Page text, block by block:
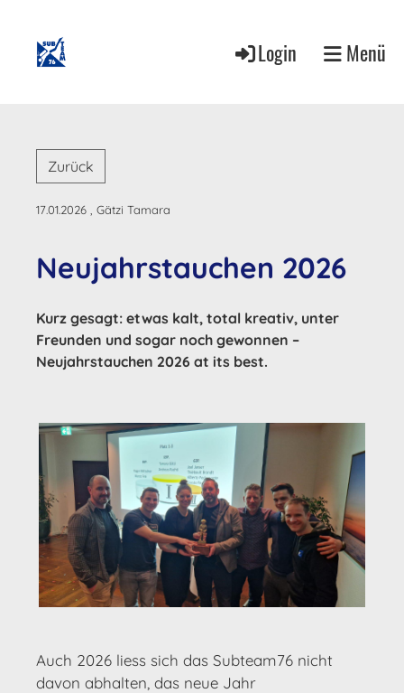
Login Menü
Zurück
17.01.2026 , Gätzi Tamara
Neujahrstauchen 2026
Kurz gesagt: etwas kalt, total kreativ, unter
Freunden und sogar noch gewonnen –
Neujahrstauchen 2026 at its best.
Auch 2026 liess sich das Subteam76 nicht
davon abhalten, das neue Jahr